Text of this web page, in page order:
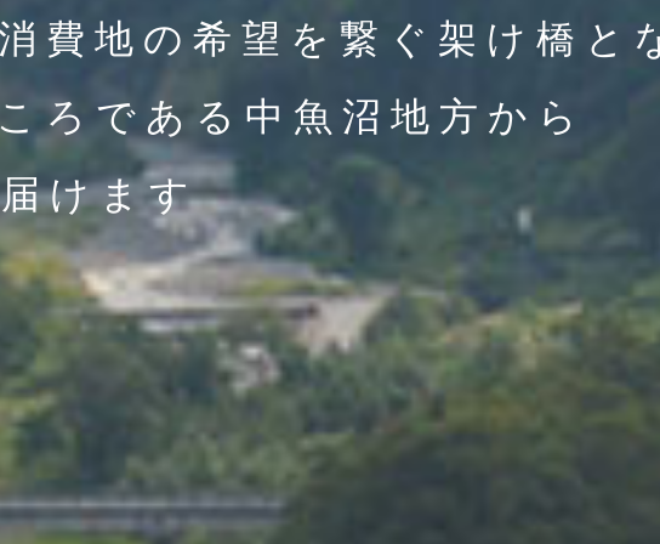
費地の希望を繋ぐ架け橋と
ろである中魚沼地方から
けます